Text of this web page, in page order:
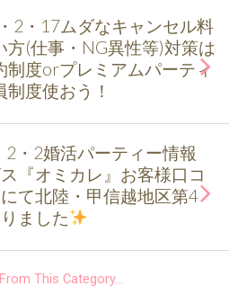
2・17ムダなキャンセル料
方(仕事・NG異性等)対策は
制度orプレミアムパーティ
制度使おう！
2・2婚活パーティー情報
『オミカレ』お客様口コ
て北陸・甲信越地区第4
ました
This Category…